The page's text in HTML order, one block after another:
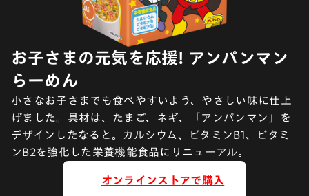
お子さまの元気を応援! アンパンマン
らーめん
小さなお子さまでも食べやすいよう、やさしい味に仕上
げました。具材は、たまご、ネギ、「アンパンマン」を
デザインしたなると。カルシウム、ビタミンB1、ビタミ
ンB2を強化した栄養機能食品にリニューアル。
オンラインストアで購入